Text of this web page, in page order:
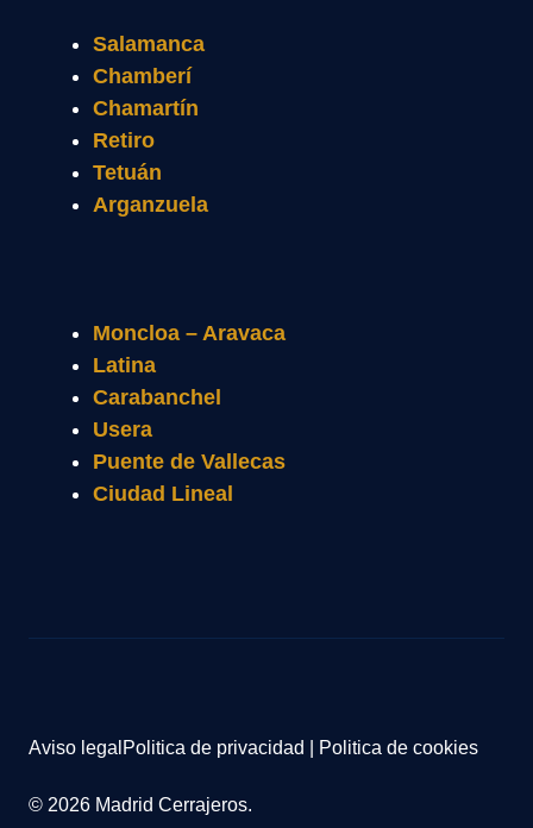
Salamanca
Chamberí
Chamartín
Retiro
Tetuán
Arganzuela
Moncloa – Aravaca
Latina
Carabanchel
Usera
Puente de Vallecas
Ciudad Lineal
© 2026 Madrid Cerrajeros.
Aviso legal Politica de privacidad Politica de cookies